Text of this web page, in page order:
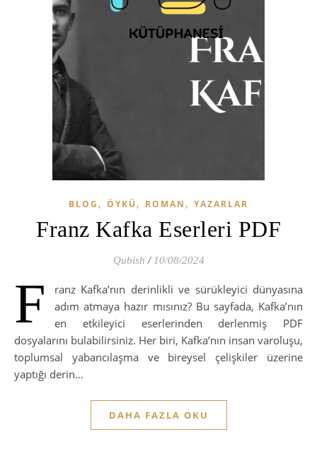
BLOG , ÖYKÜ , ROMAN , YAZARLAR
Franz Kafka Eserleri PDF
Qubish / 10/08/2024
F
ranz Kafka’nın derinlikli ve sürükleyici dünyasına
adım atmaya hazır mısınız? Bu sayfada, Kafka’nın
en etkileyici eserlerinden derlenmiş PDF
dosyalarını bulabilirsiniz. Her biri, Kafka’nın insan varoluşu,
toplumsal yabancılaşma ve bireysel çelişkiler üzerine
yaptığı derin…
DAHA FAZLA OKU